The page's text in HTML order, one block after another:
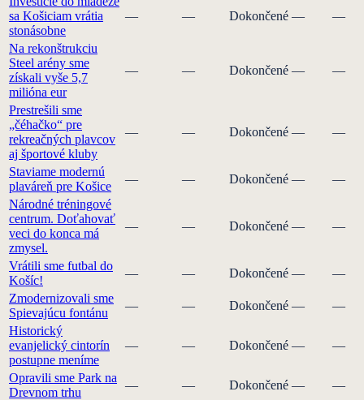
sa Košiciam vrátia
stonásobne
— — Dokončené — —
Na rekonštrukciu
Steel arény sme
získali vyše 5,7
milióna eur
— — Dokončené — —
Prestrešili sme
„čéhačko“ pre
rekreačných plavcov
aj športové kluby
— — Dokončené — —
Staviame modernú
plaváreň pre Košice
— — Dokončené —
—
Národné tréningové
centrum. Doťahovať
veci do konca má
zmysel.
— — Dokončené — —
Vrátili sme futbal do
Košíc!
— — Dokončené —
—
Zmodernizovali sme
Spievajúcu fontánu
— — Dokončené —
—
Historický
evanjelický cintorín
postupne meníme
— — Dokončené — —
Opravili sme Park na
Drevnom trhu
— — Dokončené —
—